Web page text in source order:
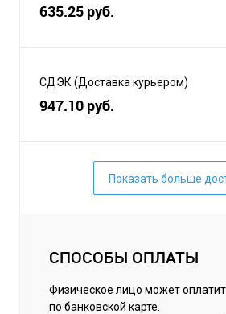
635.25 руб.
СДЭК (Доставка курьером)
947.10 руб.
Показать больше
СПОСОБЫ ОПЛАТЫ
Физическое лицо может
по банковской карте.